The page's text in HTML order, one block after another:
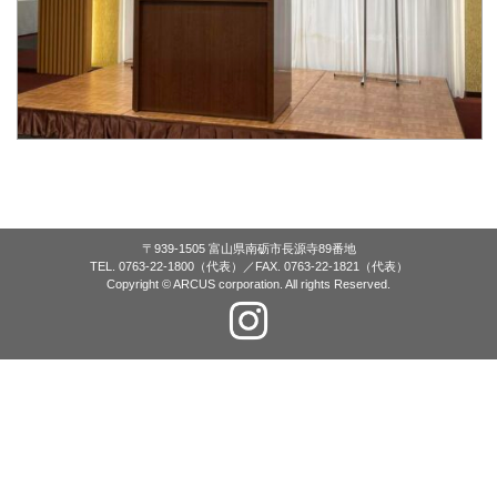
〒939-1505 富山県南砺市長源寺89番地
TEL. 0763-22-1800（代表）／FAX. 0763-22-1821（代表）
Copyright © ARCUS corporation. All rights Reserved.